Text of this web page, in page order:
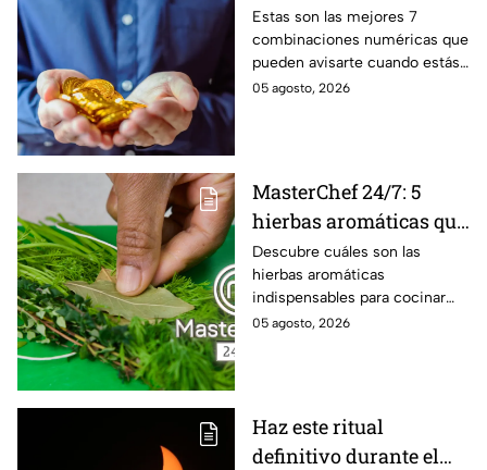
avisan que un milagro
económico está en
camino
Estas son las mejores 7
combinaciones numéricas que
pueden avisarte cuando estás
a punto de vivir un milagro en
05 agosto, 2026
MasterChef 24/7: 5
hierbas aromáticas que
no pueden faltar en tu
cocina para dar más
sabor a tus platillos
Descubre cuáles son las
hierbas aromáticas
indispensables para cocinar
como en MasterChef 24/7.
05 agosto, 2026
Haz este ritual
definitivo durante el